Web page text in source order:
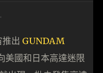
出 GUNDAM
美國和日本高達迷限